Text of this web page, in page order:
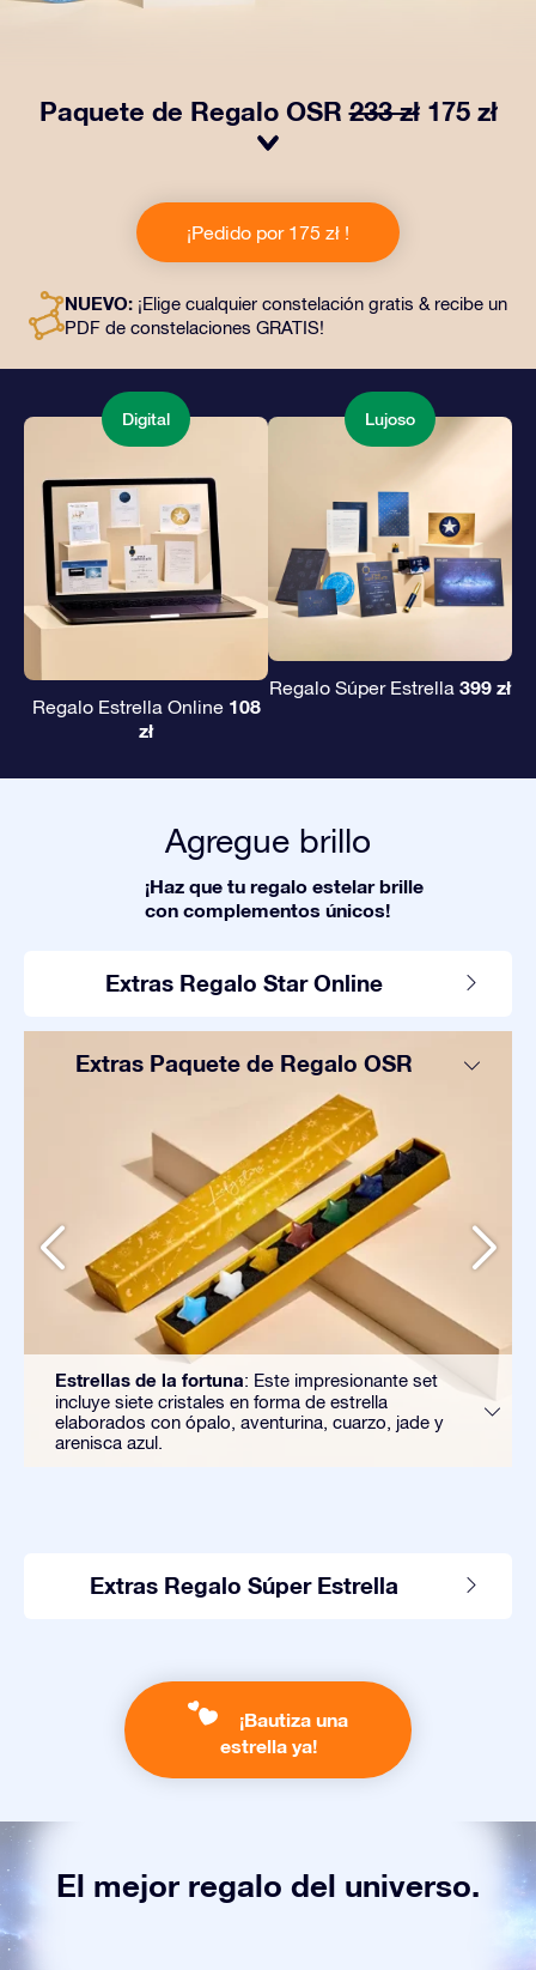
Paquete de Regalo OSR233 zł 175 zł
OSR! Este regalo incluye un bonito sobre y documentos
personalizados enviados a la dirección que elijas,
además de documentos digitales y el uso gratuito de
obsequiar un regalo eterno a amigos y seres queridos.
¡Pedido por 175 zł !
NUEVO: ¡Elige cualquier constelación gratis & recibe un
PDF de constelaciones GRATIS!
Digital
Regalo Estrella Online 108
zł
Lujoso
Regalo Súper Estrella 399 zł
Agregue brillo
¡Haz que tu regalo estelar brille
con complementos únicos!
Extras Regalo Star Online
Extras Paquete de Regalo OSR
Estrellas de la fortuna: Este impresionante set
incluye siete cristales en forma de estrella
elaborados con ópalo, aventurina, cuarzo, jade y
arenisca azul.
Extras Regalo Súper Estrella
¡Bautiza una
estrella ya!
El mejor regalo del universo.